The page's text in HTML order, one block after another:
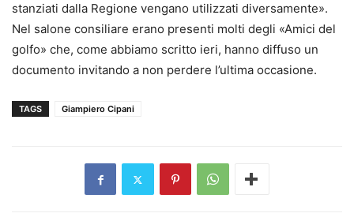
stanziati dalla Regione vengano utilizzati diversamente».
Nel salone consiliare erano presenti molti degli «Amici del
golfo» che, come abbiamo scritto ieri, hanno diffuso un
documento invitando a non perdere l’ultima occasione.
TAGS Giampiero Cipani